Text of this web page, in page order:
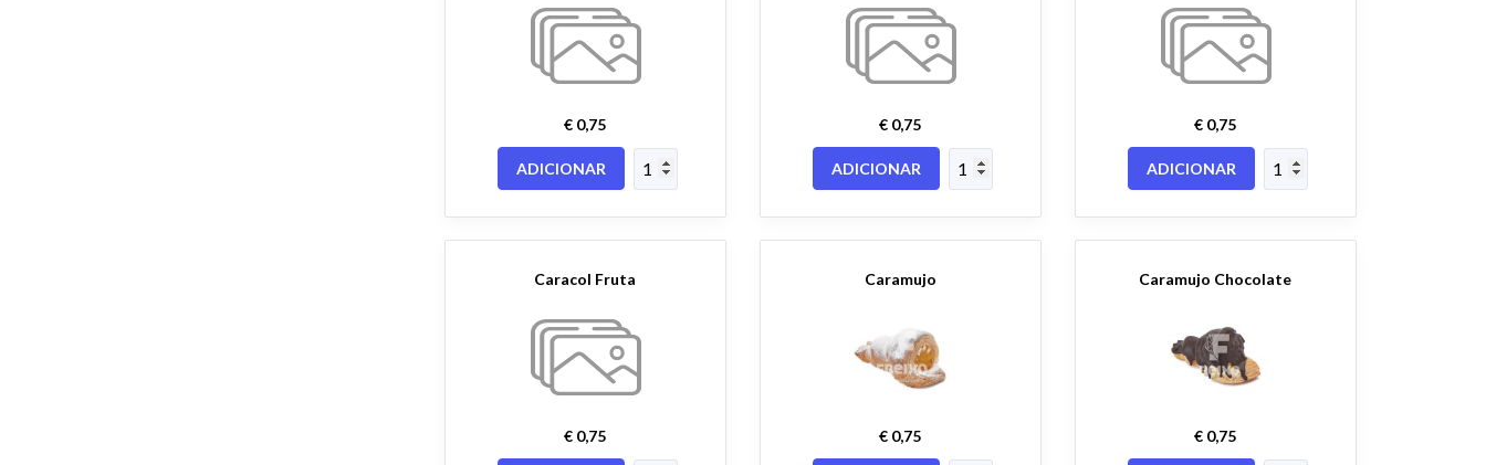
€ 0,75
ADICIONAR
€ 0,75
ADICIONAR
€ 0,75
ADICIONAR
Caracol Fruta
€ 0,75
Caramujo
€ 0,75
Caramujo Chocolate
€ 0,75